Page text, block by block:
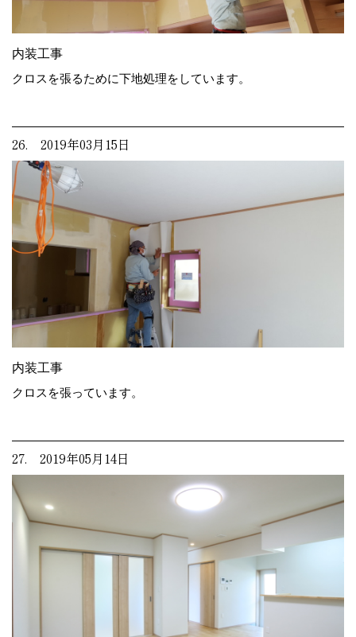
内装工事
クロスを張るために下地処理をしています。
26. 2019年03月15日
内装工事
クロスを張っています。
27. 2019年05月14日